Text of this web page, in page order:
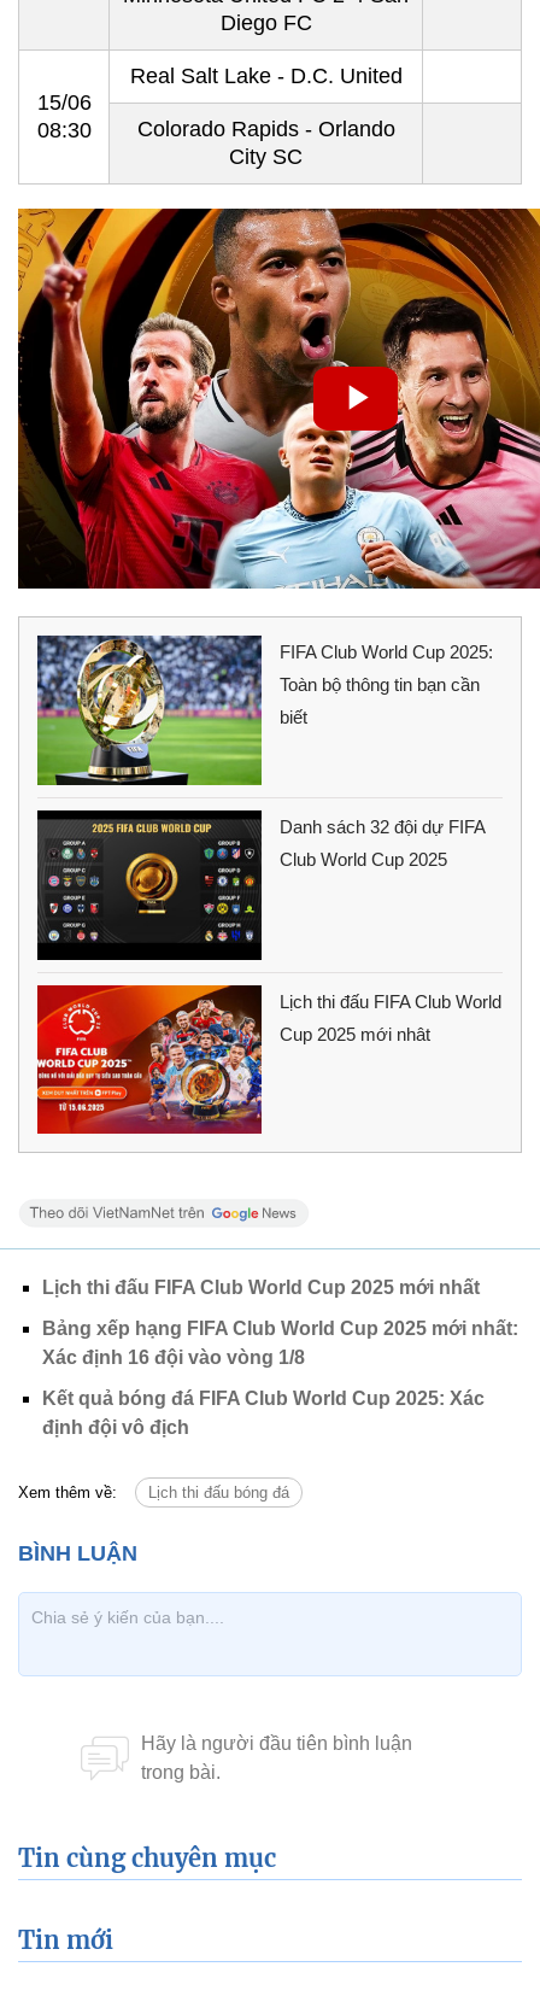
Diego FC
15/06
08:30
Real Salt Lake - D.C. United
Colorado Rapids - Orlando
City SC
FIFA Club World Cup 2025:
Toàn bộ thông tin bạn cần
biết
Danh sách 32 đội dự FIFA
Club World Cup 2025
Lịch thi đấu FIFA Club World
Cup 2025 mới nhât
Lịch thi đấu FIFA Club World Cup 2025 mới nhất
Bảng xếp hạng FIFA Club World Cup 2025 mới nhất:
Xác định 16 đội vào vòng 1/8
Kết quả bóng đá FIFA Club World Cup 2025: Xác
định đội vô địch
Xem thêm về: Lịch thi đấu bóng đá
Tin cùng chuyên mục
Tin mới